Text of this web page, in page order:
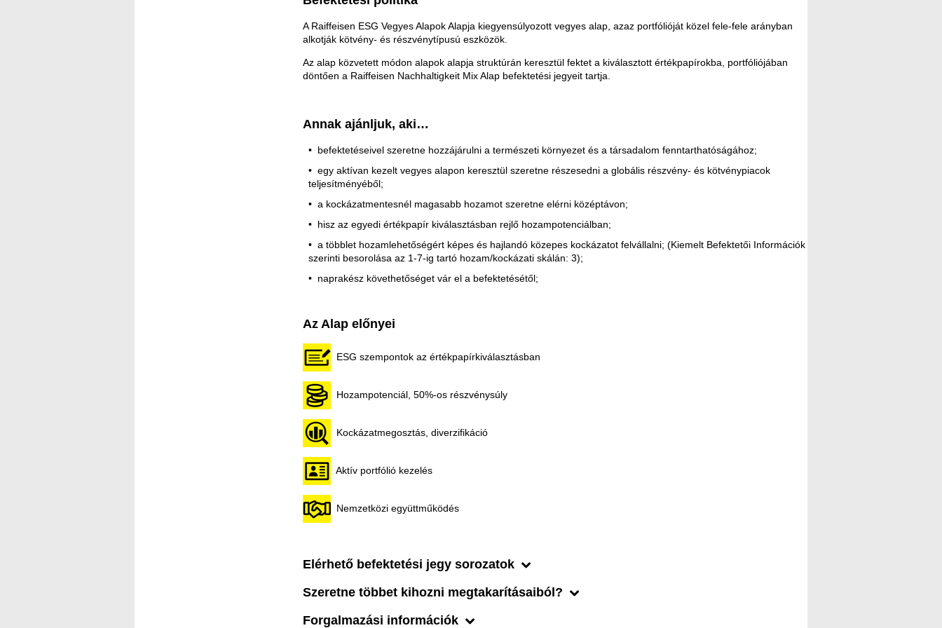
A Raiffeisen ESG Vegyes Alapok Alapja kiegyensúlyozott vegyes alap, azaz portfólióját közel fele-fele arányban
alkotják kötvény- és részvénytípusú eszközök.
Az alap közvetett módon alapok alapja struktúrán keresztül fektet a kiválasztott értékpapírokba, portfóliójában
döntően a Raiffeisen Nachhaltigkeit Mix Alap befektetési jegyeit tartja.
Annak ajánljuk, aki…
befektetéseivel szeretne hozzájárulni a természeti környezet és a társadalom fenntarthatóságához;
egy aktívan kezelt vegyes alapon keresztül szeretne részesedni a globális részvény- és kötvénypiacok
teljesítményéből;
a kockázatmentesnél magasabb hozamot szeretne elérni középtávon;
hisz az egyedi értékpapír kiválasztásban rejlő hozampotenciálban;
a többlet hozamlehetőségért képes és hajlandó közepes kockázatot felvállalni; (Kiemelt Befektetői Információk
szerinti besorolása az 1-7-ig tartó hozam/kockázati skálán: 3);
naprakész követhetőséget vár el a befektetésétől;
Az Alap előnyei
ESG szempontok az értékpapírkiválasztásban
Hozampotenciál, 50%-os részvénysúly
Kockázatmegosztás, diverzifikáció
Aktív portfólió kezelés
Nemzetközi együttműködés
Elérhető befektetési jegy sorozatok
Szeretne többet kihozni megtakarításaiból?
Forgalmazási információk